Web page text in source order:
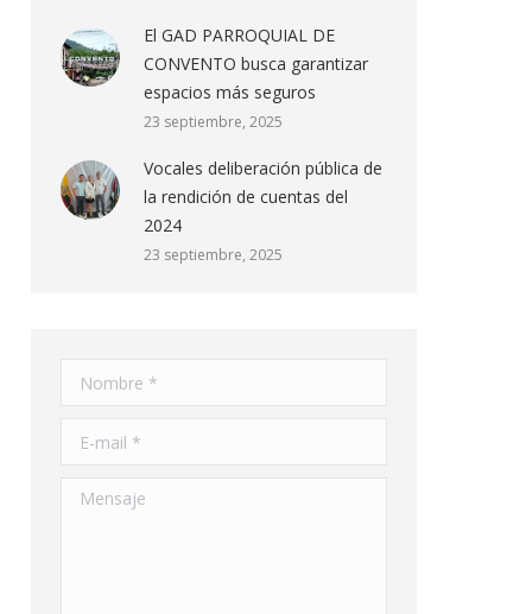
El GAD PARROQUIAL DE
CONVENTO busca garantizar
espacios más seguros
23 septiembre, 2025
Vocales deliberación pública de
la rendición de cuentas del
2024
23 septiembre, 2025
Nombre *
E-mail *
Mensaje